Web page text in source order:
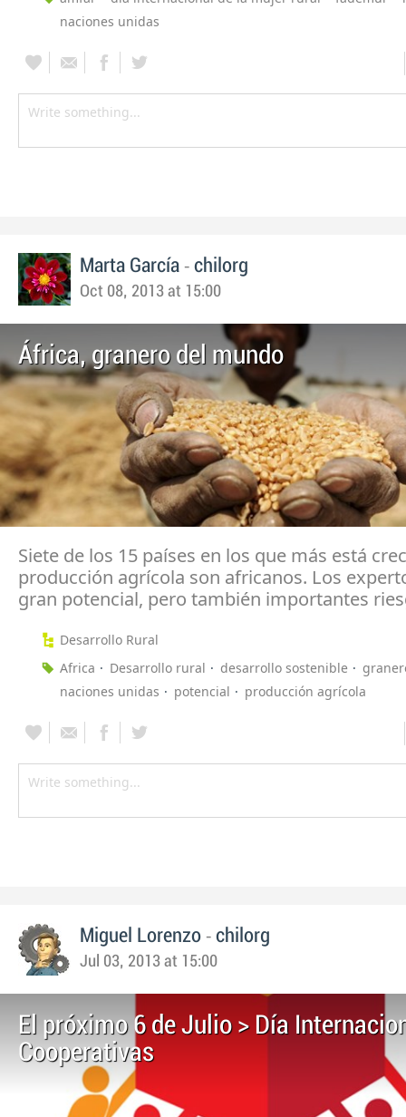
naciones unidas
Marta García - chilorg
Oct 08, 2013 at 15:00
África, granero del mundo
Siete de los 15 países en los que más está
producción agrícola son africanos. Los
gran potencial, pero también importantes
Desarrollo Rural
Africa
Desarrollo rural desarrollo sostenible
naciones unidas
potencial producción agrícola
Miguel Lorenzo - chilorg
Jul 03, 2013 at 15:00
El próximo 6 de Julio > Día
Cooperativas